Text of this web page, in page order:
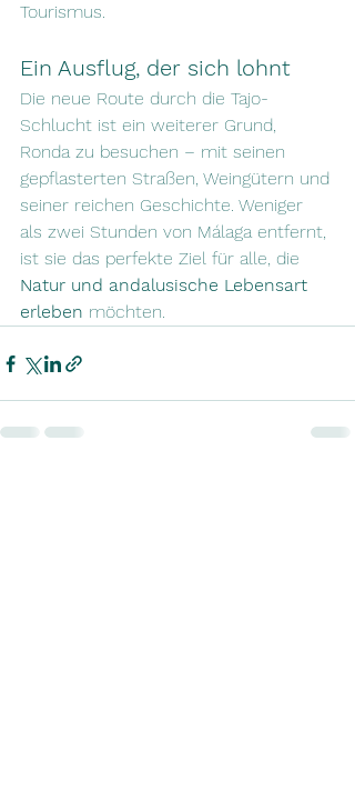
Tourismus.
Ein Ausflug, der sich lohnt
Die neue Route durch die Tajo-
Schlucht ist ein weiterer Grund,
Ronda zu besuchen – mit seinen
gepflasterten Straßen, Weingütern und
seiner reichen Geschichte. Weniger
als zwei Stunden von Málaga entfernt,
ist sie das perfekte Ziel für alle, die
Natur und andalusische Lebensart
erleben möchten.